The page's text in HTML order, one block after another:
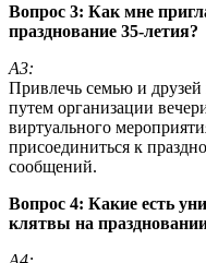
Вопрос 3: Как мне
празднование 35-летия?
А3:
Привлечь семью и
путем организации
виртуального
присоединиться к
сообщений.
Вопрос 4: Какие есть
клятвы на